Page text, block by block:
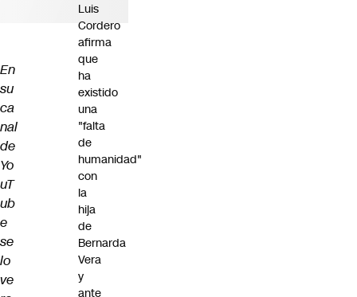
En
su
ca
nal
de
Yo
uT
ub
e
se
lo
ve
Luis
Cordero
afirma
que
ha
existido
una
"falta
de
humanidad"
con
la
hija
de
Bernarda
Vera
y
ante